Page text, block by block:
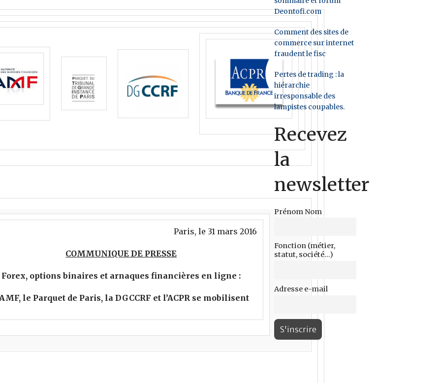
Paris, le 31 mars 2016
COMMUNIQUE DE PRESSE
Forex, options binaires et arnaques financières en ligne :
le Parquet de Paris, la DGCCRF et l’ACPR se mobilisent
Deontofi.com
Comment des sites de
commerce sur internet
fraudent le fisc
Pertes de trading : la
hiérarchie
irresponsable des
lampistes coupables.
Recevez
la
newsletter
Prénom Nom
Fonction (métier,
statut, société...)
Adresse e-mail